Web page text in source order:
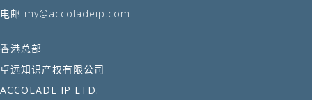
电邮 my@accoladeip.com
香港总部
卓远知识产权有限公司
ACCOLADE IP LTD.